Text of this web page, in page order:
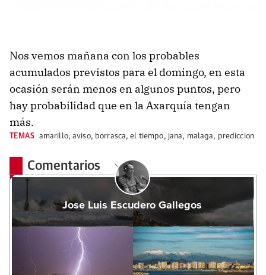
Nos vemos mañana con los probables
acumulados previstos para el domingo, en esta
ocasión serán menos en algunos puntos, pero
hay probabilidad que en la Axarquía tengan
más.
TEMAS amarillo,aviso, borrasca,el tiempo, jana, malaga, prediccion
Comentarios
Jose Luis Escudero Gallegos